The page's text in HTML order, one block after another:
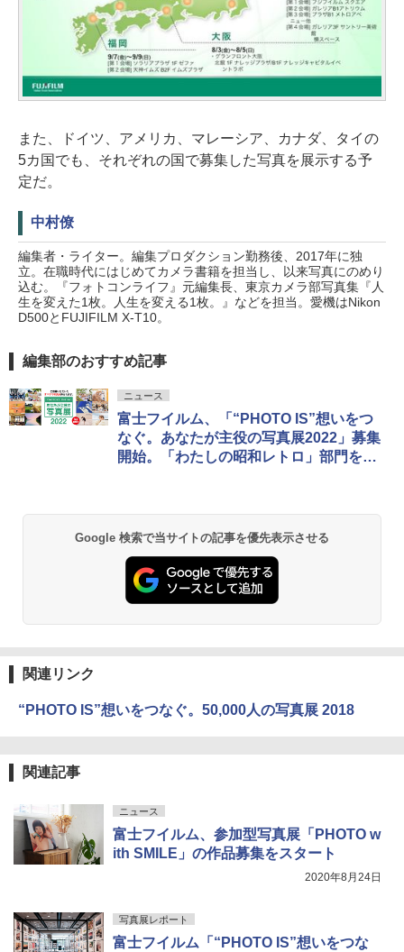
また、ドイツ、アメリカ、マレーシア、カナダ、タイの
5カ国でも、それぞれの国で募集した写真を展示する予
定だ。
中村僚
編集者・ライター。編集プロダクション勤務後、2017年に独
立。在職時代にはじめてカメラ書籍を担当し、以来写真にのめり
込む。『フォトコンライフ』元編集長、東京カメラ部写真集『人
生を変えた1枚。人生を変える1枚。』などを担当。愛機はNikon
D500とFUJIFILM X-T10。
編集部のおすすめ記事
ニュース
富士フイルム、「“PHOTO IS”想いをつ
なぐ。あなたが主役の写真展2022」募集
開始。「わたしの昭和レトロ」部門を新
Google 検索で当サイトの記事を優先表示させる
関連リンク
“PHOTO IS”想いをつなぐ。50,000人の写真展 2018
関連記事
ニュース
富士フイルム、参加型写真展「PHOTO w
ith SMILE」の作品募集をスタート
2020年8月24日
写真展レポート
富士フイルム「“PHOTO IS”想いをつな